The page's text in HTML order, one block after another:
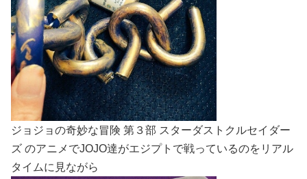
ジョジョの奇妙な冒険 第３部 スターダストクルセイダー
ズ のアニメでJOJO達がエジプトで戦っているのをリアル
タイムに見ながら